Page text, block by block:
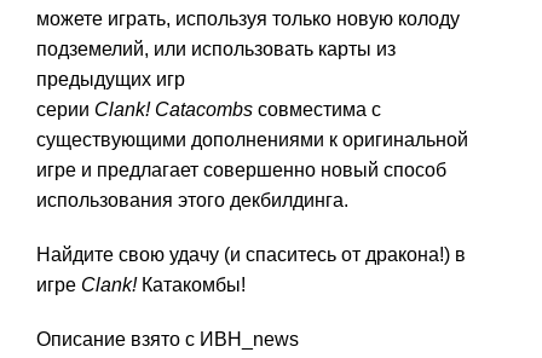
можете играть, используя только новую колоду
подземелий, или использовать карты из
предыдущих игр
серии Clank! Catacombs совместима с
существующими дополнениями к оригинальной
игре и предлагает совершенно новый способ
использования этого декбилдинга.
Найдите свою удачу (и спаситесь от дракона!) в
игре Clank!Катакомбы!
Описание взято с ИВН_news